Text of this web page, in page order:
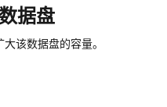
据盘
该数据盘的容量。